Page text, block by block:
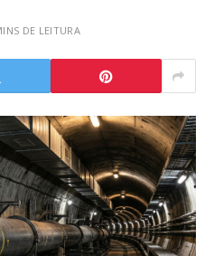
DE LEITURA